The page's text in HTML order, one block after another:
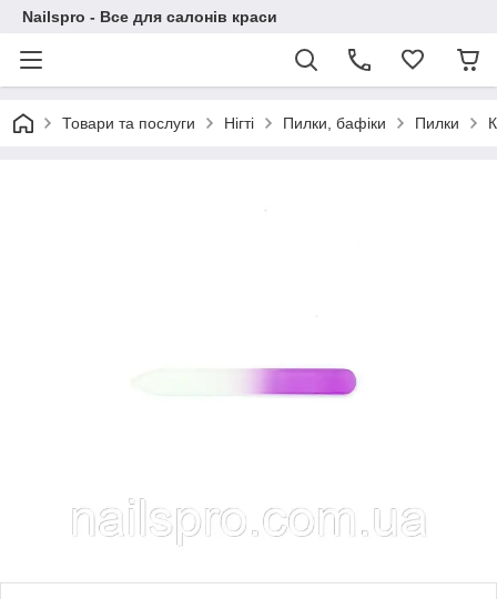
Nailspro - Все для салонів краси
Товари та послуги Нігті Пилки, бафіки Пилки